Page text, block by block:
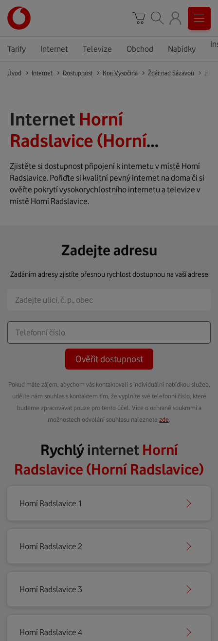
Tarify Internet Televize Obchod Nabídky
Úvod Internet Dostupnost Kraj Vysočina Žďár nad Sázavou
Internet Horní
Radslavice (Horní
Radslavice)
Zjistěte si dostupnost připojení k internetu v místě Horní
Radslavice. Pořiďte si kvalitní pevný internet na doma či si
ověřte pokrytí vysokorychlostního internetu a televize v
místě Horní Radslavice.
Zadejte adresu
Zadáním adresy zjistíte přesnou rychlost dostupnou na vaší adrese
Ověřit dostupnost
Pokud máte zájem, abychom vás kontaktovali s individuální nabídkou služeb,
udělte nám souhlas s kontaktem tím, že vyplníte své telefonní číslo, které
budeme zpracovávat pouze pro tento účel. Více o ochraně soukromí a
možnostech odvolání souhlasu naleznete zde
Rychlýinternet Horní
Radslavice (Horní Radslavice)
Horní Radslavice 1
Horní Radslavice 2
Horní Radslavice 3
Horní Radslavice 4